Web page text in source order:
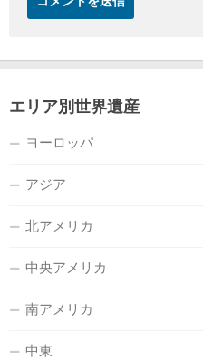
エリア別世界遺産
ヨーロッパ
アジア
北アメリカ
中央アメリカ
南アメリカ
中東